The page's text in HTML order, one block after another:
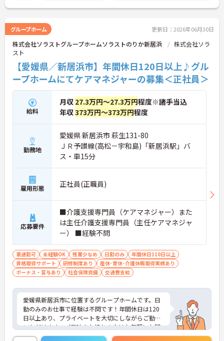
グループホーム 更新日：2026年06月30日
株式会社ソラストグループホームソラストのりか新居浜
株式会社ソラ
スト
【愛媛県／新居浜市】年間休日120日以上♪グル
ープホームにてケアマネジャーの募集＜正社員＞
給料
月収 27.3万円～27.3万円程度※諸手当込
年収373万円～373万円程度
勤務地
愛媛県 新居浜市 萩生131-80
ＪＲ予讃線(高松－宇和島)「新居浜駅」バ
ス・車15分
雇用形態 正社員(正職員)
応募要件
■介護支援専門員（ケアマネジャー）また
は主任介護支援専門員（主任ケアマネジャ
ー） ■経験不問
車通勤可 未経験OK 残業少なめ 日勤のみ
年間休日110日以上
資格取得サポート
研修制度あり
産休･育休･介護休暇取得実績あり
ボーナス・賞与あり
社会保険完備 交通費支給
愛媛県新居浜市に位置するグループホームです。日
勤のみのお仕事で経験は不問です！年間休日は120
日以上あり、プライベートを大切にしながらご勤務
いただけます。ご興味をお持ちの方はお気軽にお問
い合わせください。